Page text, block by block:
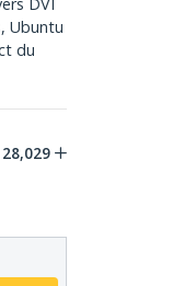
Ubuntu
du
28,029